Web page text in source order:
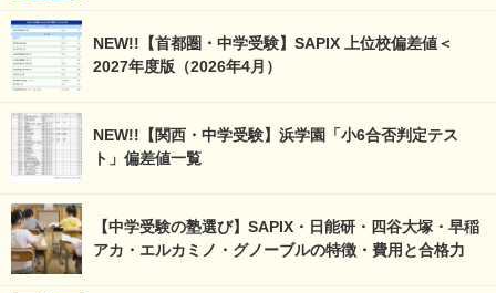
NEW!!【首都圏・中学受験】SAPIX 上位校偏差値＜
2027年度版（2026年4月）
NEW!!【関西・中学受験】浜学園「小6合否判定テス
ト」偏差値一覧
【中学受験の塾選び】SAPIX・日能研・四谷大塚・早稲
アカ・エルカミノ・グノーブルの特徴・費用と合格力